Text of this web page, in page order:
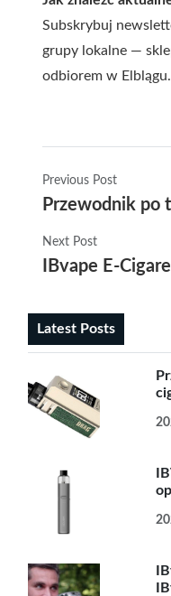
Subskrybuj
grupy lokalne —
odbiorem w Elblągu.
Previous Post
Przewodnik po
Next Post
IBvape E-
Latest Posts